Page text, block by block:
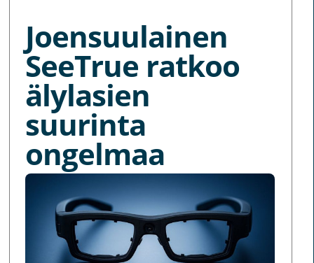
Joensuulainen
SeeTrue ratkoo
älylasien
suurinta
ongelmaa